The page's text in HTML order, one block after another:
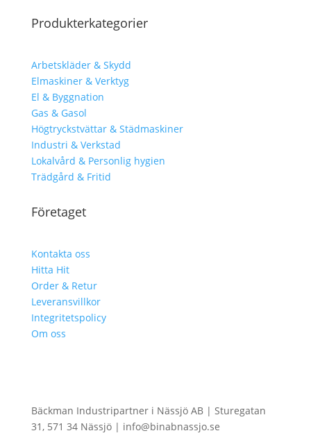
Produkterkategorier
Arbetskläder & Skydd
Elmaskiner & Verktyg
El & Byggnation
Gas & Gasol
Högtryckstvättar & Städmaskiner
Industri & Verkstad
Lokalvård & Personlig hygien
Trädgård & Fritid
Företaget
Kontakta oss
Hitta Hit
Order & Retur
Leveransvillkor
Integritetspolicy
Om oss
Bäckman Industripartner i Nässjö AB | Sturegatan
31, 571 34 Nässjö | info@binabnassjo.se